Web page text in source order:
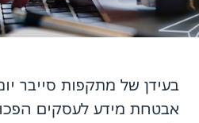
בעידן של מתקפות סייבר
אבטחת מידע לעסקים